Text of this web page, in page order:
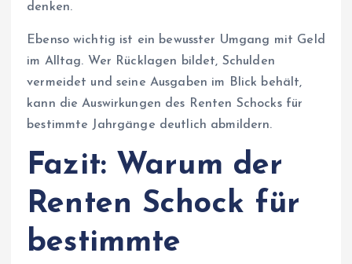
denken.
Ebenso wichtig ist ein bewusster Umgang mit Geld
im Alltag. Wer Rücklagen bildet, Schulden
vermeidet und seine Ausgaben im Blick behält,
kann die Auswirkungen des Renten Schocks für
bestimmte Jahrgänge deutlich abmildern.
Fazit: Warum der
Renten Schock für
bestimmte